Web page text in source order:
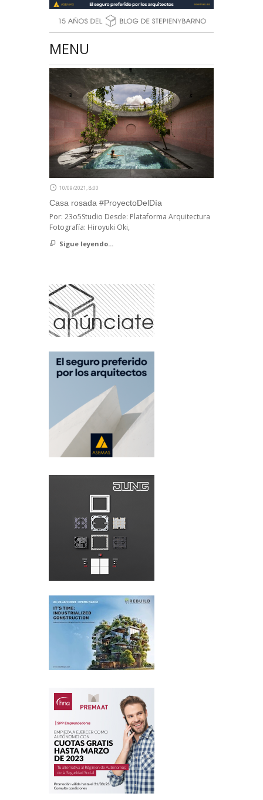
MENU
10/09/2021, 8:00
Casa rosada #ProyectoDelDía
Por: 23o5Studio Desde: Plataforma Arquitectura
Fotografía: Hiroyuki Oki,
Sigue leyendo...